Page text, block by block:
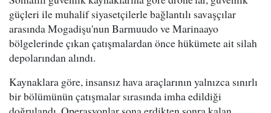
güçleri ile muhalif siyasetçilerle bağlantılı savaşçılar
arasında Mogadişu'nun Barmuudo ve Marinaayo
bölgelerinde çıkan çatışmalardan önce hükümete ait silah
depolarından alındı.
Kaynaklara göre, insansız hava araçlarının yalnızca sınırlı
bir bölümünün çatışmalar sırasında imha edildiği